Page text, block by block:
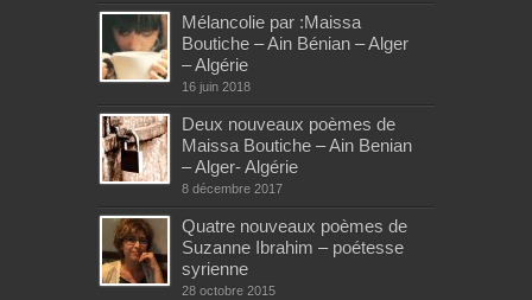
Mélancolie par :Maissa
Boutiche – Ain Bénian – Alger
– Algérie
16 juin 2018
Deux nouveaux poèmes de
Maissa Boutiche – Ain Benian
– Alger- Algérie
8 décembre 2017
Quatre nouveaux poèmes de
Suzanne Ibrahim – poétesse
syrienne
28 octobre 2015